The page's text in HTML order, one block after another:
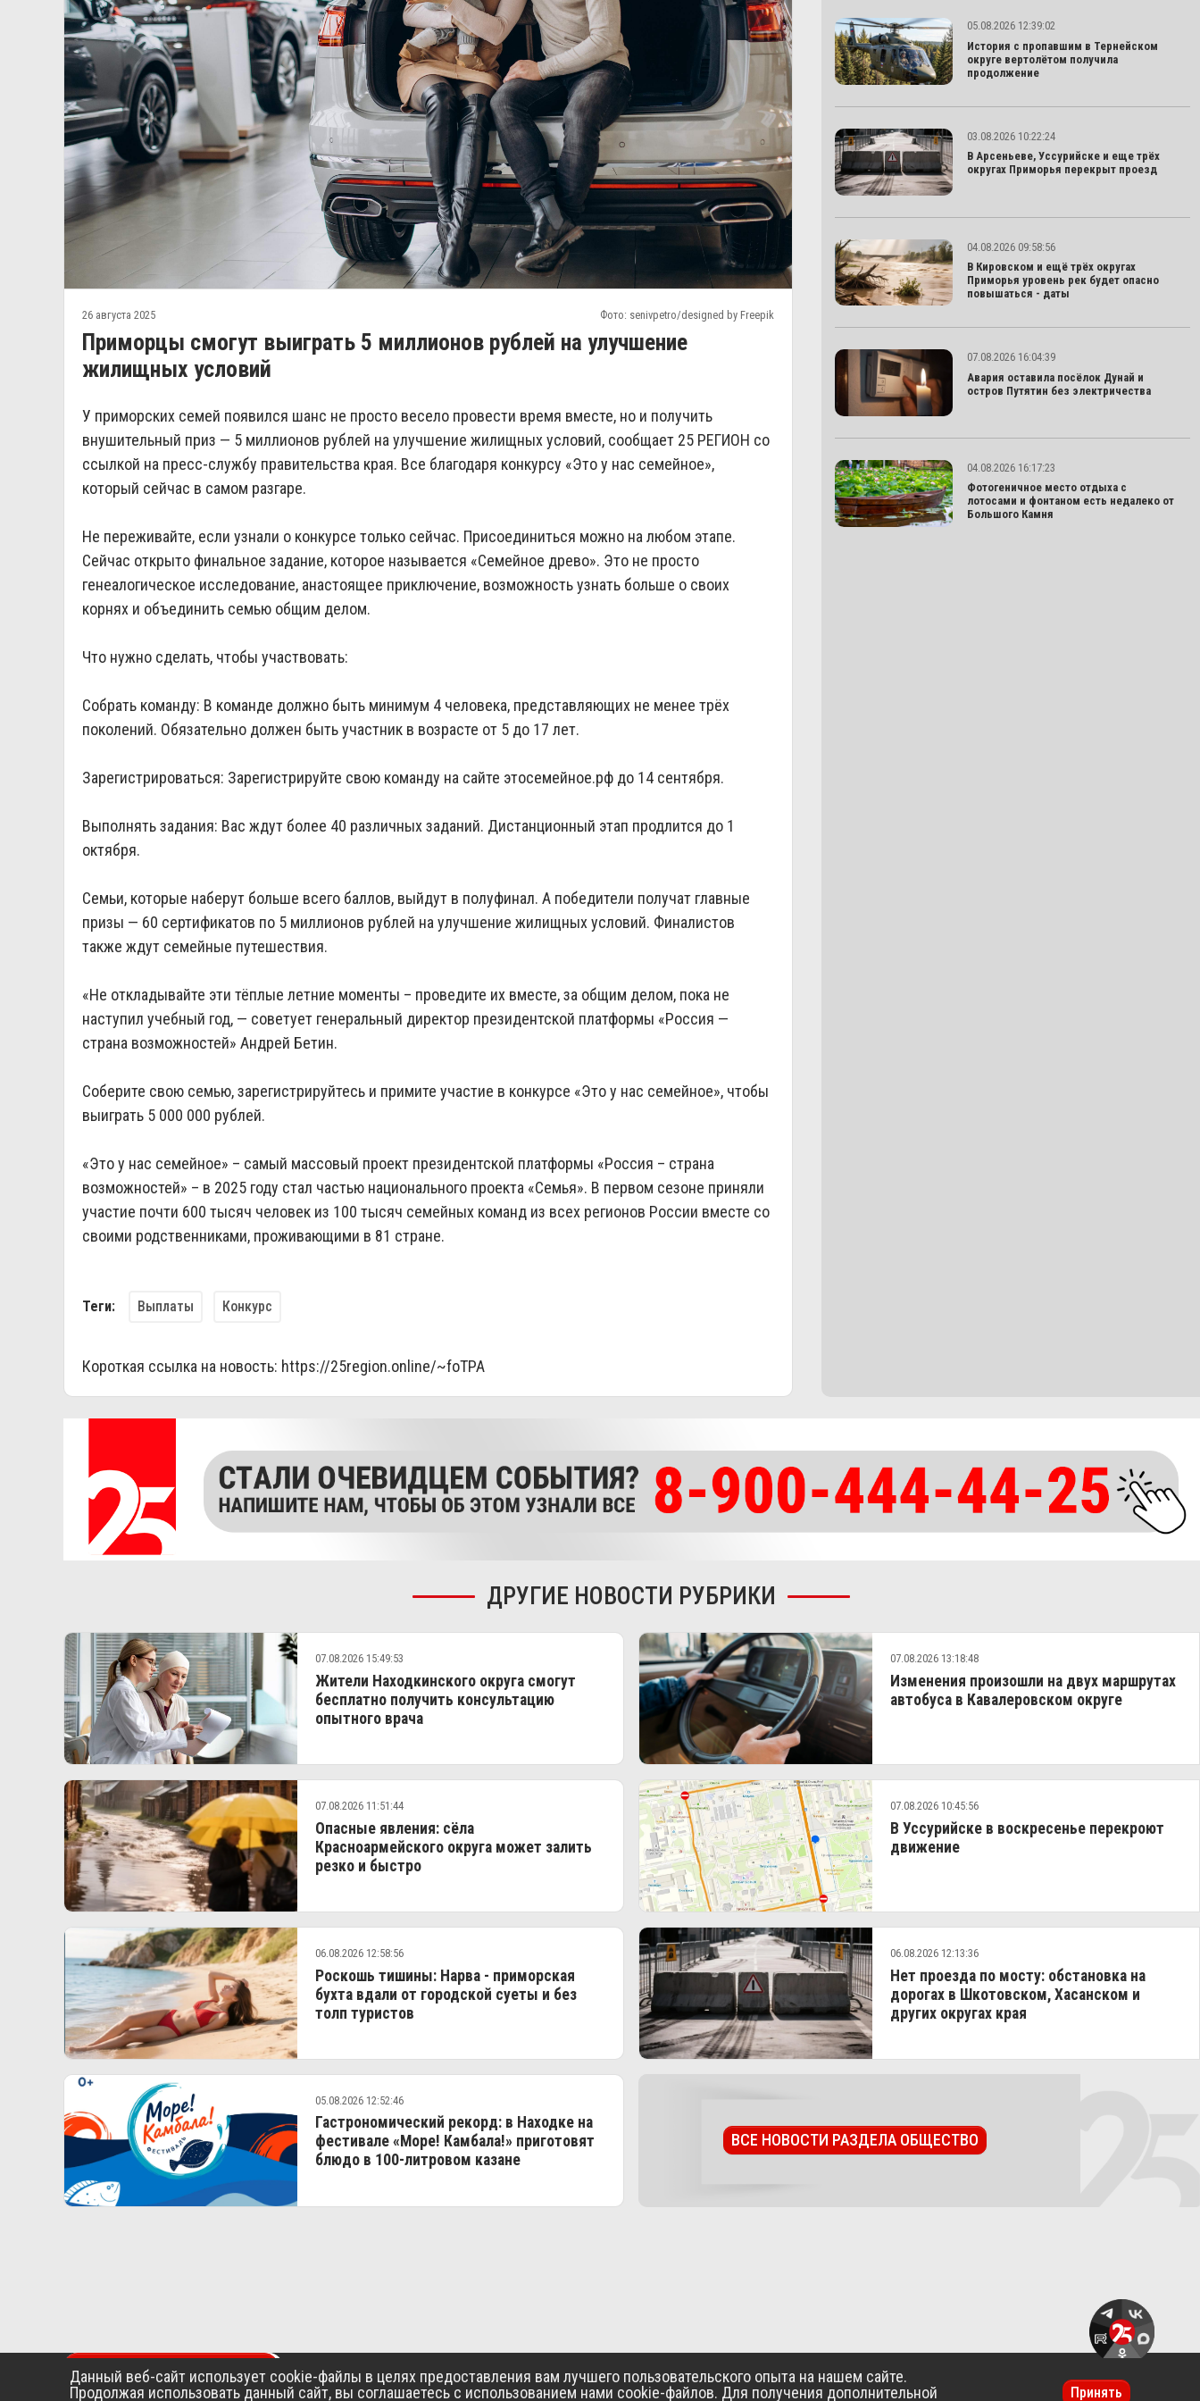
26 августа 2025 Фото: senivpetro/designed by Freepik
Приморцы смогут выиграть 5 миллионов рублей на улучшение
жилищных условий
У приморских семей появился шанс не просто весело провести время вместе, но и получить
внушительный приз — 5 миллионов рублей на улучшение жилищных условий, сообщает 25 РЕГИОН со
ссылкой на пресс-службу правительства края. Все благодаря конкурсу «Это у нас семейное»,
который сейчас в самом разгаре.
Не переживайте, если узнали о конкурсе только сейчас. Присоединиться можно на любом этапе.
Сейчас открыто финальное задание, которое называется «Семейное древо». Это не просто
генеалогическое исследование, анастоящее приключение, возможность узнать больше о своих
корнях и объединить семью общим делом.
Что нужно сделать, чтобы участвовать:
Собрать команду: В команде должно быть минимум 4 человека, представляющих не менее трёх
поколений. Обязательно должен быть участник в возрасте от 5 до 17 лет.
Зарегистрироваться: Зарегистрируйте свою команду на сайте этосемейное.рф до 14 сентября.
Выполнять задания: Вас ждут более 40 различных заданий. Дистанционный этап продлится до 1
октября.
Семьи, которые наберут больше всего баллов, выйдут в полуфинал. А победители получат главные
призы — 60 сертификатов по 5 миллионов рублей на улучшение жилищных условий. Финалистов
также ждут семейные путешествия.
«Не откладывайте эти тёплые летние моменты – проведите их вместе, за общим делом, пока не
наступил учебный год, — советует генеральный директор президентской платформы «Россия —
страна возможностей» Андрей Бетин.
Соберите свою семью, зарегистрируйтесь и примите участие в конкурсе «Это у нас семейное», чтобы
выиграть 5 000 000 рублей.
«Это у нас семейное» – самый массовый проект президентской платформы «Россия – страна
возможностей» – в 2025 году стал частью национального проекта «Семья». В первом сезоне приняли
участие почти 600 тысяч человек из 100 тысяч семейных команд из всех регионов России вместе со
своими родственниками, проживающими в 81 стране.
Теги: Выплаты Конкурс
Короткая ссылка на новость: https://25region.online/~foTPA
05.08.2026 12:39:02
История с пропавшим в Тернейском
округе вертолётом получила
продолжение
03.08.2026 10:22:24
В Арсеньеве, Уссурийске и еще трёх
округах Приморья перекрыт проезд
04.08.2026 09:58:56
В Кировском и ещё трёх округах
Приморья уровень рек будет опасно
повышаться - даты
07.08.2026 16:04:39
Авария оставила посёлок Дунай и
остров Путятин без электричества
04.08.2026 16:17:23
Фотогеничное место отдыха с
лотосами и фонтаном есть недалеко от
Большого Камня
ДРУГИЕ НОВОСТИ РУБРИКИ
07.08.2026 15:49:53
Жители Находкинского округа смогут
бесплатно получить консультацию
опытного врача
07.08.2026 13:18:48
Изменения произошли на двух маршрутах
автобуса в Кавалеровском округе
07.08.2026 11:51:44
Опасные явления: сёла
Красноармейского округа может залить
резко и быстро
07.08.2026 10:45:56
В Уссурийске в воскресенье перекроют
движение
06.08.2026 12:58:56
Роскошь тишины: Нарва - приморская
бухта вдали от городской суеты и без
толп туристов
06.08.2026 12:13:36
Нет проезда по мосту: обстановка на
дорогах в Шкотовском, Хасанском и
других округах края
05.08.2026 12:52:46
Гастрономический рекорд: в Находке на
фестивале «Море! Камбала!» приготовят
блюдо в 100-литровом казане
ВСЕ НОВОСТИ РАЗДЕЛА ОБЩЕСТВО
ГЛАВНАЯ НОВОСТИ О НАС КОНТАКТЫ
ПОДАТЬ ОБЪЯВЛЕНИЕ
Данный веб-сайт использует cookie-файлы в целях предоставления вам лучшего пользовательского опыта на нашем сайте.
Продолжая использовать данный сайт, вы соглашаетесь с использованием нами cookie-файлов. Для получения дополнительной
Принять